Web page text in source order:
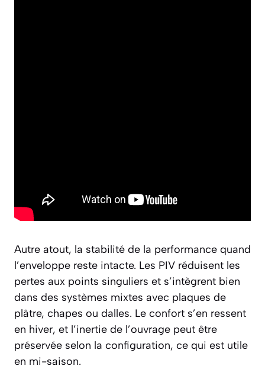
Autre atout, la stabilité de la performance quand
l’enveloppe reste intacte. Les PIV réduisent les
pertes aux points singuliers et s’intègrent bien
dans des systèmes mixtes avec plaques de
plâtre, chapes ou dalles. Le confort s’en ressent
en hiver, et l’inertie de l’ouvrage peut être
préservée selon la configuration, ce qui est utile
en mi-saison.